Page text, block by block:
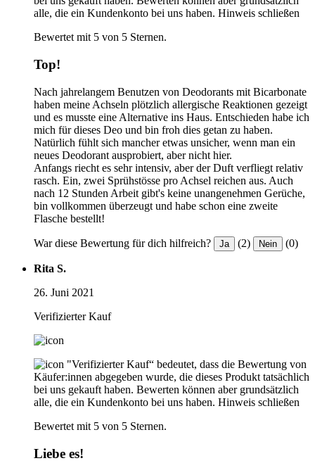
alle, die ein Kundenkonto bei uns haben. Hinweis schließen
Bewertet mit 5 von 5 Sternen.
Top!
Nach jahrelangem Benutzen von Deodorants mit Bicarbonate
haben meine Achseln plötzlich allergische Reaktionen gezeigt
und es musste eine Alternative ins Haus. Entschieden habe ich
mich für dieses Deo und bin froh dies getan zu haben.
Natürlich fühlt sich mancher etwas unsicher, wenn man ein
neues Deodorant ausprobiert, aber nicht hier.
Anfangs riecht es sehr intensiv, aber der Duft verfliegt relativ
rasch. Ein, zwei Sprühstösse pro Achsel reichen aus. Auch
nach 12 Stunden Arbeit gibt's keine unangenehmen Gerüche,
bin vollkommen überzeugt und habe schon eine zweite
Flasche bestellt!
War diese Bewertung für dich hilfreich? Ja (2) Nein (0)
Rita S.
26. Juni 2021
Verifizierter Kauf
"Verifizierter Kauf“ bedeutet, dass die Bewertung von
Käufer:innen abgegeben wurde, die dieses Produkt tatsächlich
bei uns gekauft haben. Bewerten können aber grundsätzlich
alle, die ein Kundenkonto bei uns haben. Hinweis schließen
Bewertet mit 5 von 5 Sternen.
Liebe es!